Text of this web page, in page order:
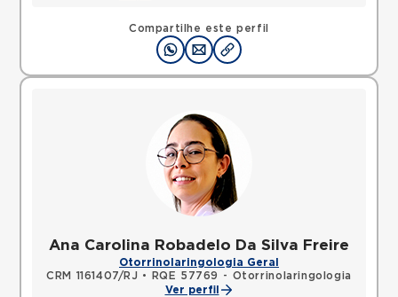
Compartilhe este perfil
Ana Carolina Robadelo Da Silva Freire
Otorrinolaringologia Geral
CRM 1161407/RJ •
RQE 57769 - Otorrinolaringologia
Ver perfil